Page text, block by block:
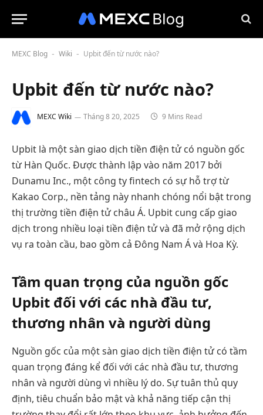
MEXC Blog - Wiki - Upbit đến từ nước nào?
Upbit đến từ nước nào?
MEXC Wiki Tháng 8 20, 2025 9 Mins Read
Upbit là một sàn giao dịch tiền điện tử có nguồn gốc
từ Hàn Quốc. Được thành lập vào năm 2017 bởi
Dunamu Inc., một công ty fintech có sự hỗ trợ từ
Kakao Corp., nền tảng này nhanh chóng nổi bật trong
thị trường tiền điện tử châu Á. Upbit cung cấp giao
dịch trong nhiều loại tiền điện tử và đã mở rộng dịch
vụ ra toàn cầu, bao gồm cả Đông Nam Á và Hoa Kỳ.
Tầm quan trọng của nguồn gốc
Upbit đối với các nhà đầu tư,
thương nhân và người dùng
Nguồn gốc của một sàn giao dịch tiền điện tử có tầm
quan trọng đáng kể đối với các nhà đầu tư, thương
nhân và người dùng vì nhiều lý do. Sự tuân thủ quy
định, tiêu chuẩn bảo mật và khả năng tiếp cận thị